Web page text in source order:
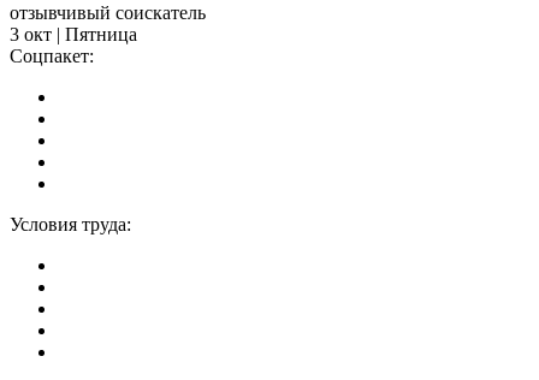
отзывчивый соискатель
3 окт | Пятница
Соцпакет:
Условия труда: